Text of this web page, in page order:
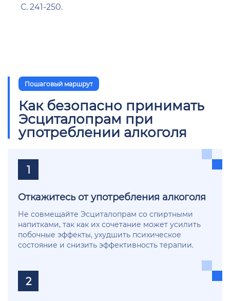
С. 241-250.
Пошаговый маршрут
Как безопасно принимать
Эсциталопрам при
употреблении алкоголя
1
Откажитесь от употребления алкоголя
Не совмещайте Эсциталопрам со спиртными
напитками, так как их сочетание может усилить
побочные эффекты, ухудшить психическое
состояние и снизить эффективность терапии.
2